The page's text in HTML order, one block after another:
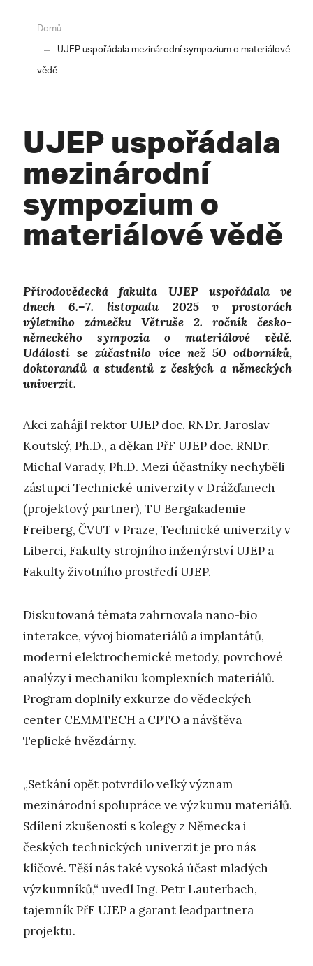
Domů
UJEP uspořádala mezinárodní sympozium o materiálové
vědě
UJEP uspořádala
mezinárodní
sympozium o
materiálové vědě
Přírodovědecká fakulta UJEP uspořádala ve
dnech 6.–7. listopadu 2025 v prostorách
výletního zámečku Větruše 2. ročník česko-
německého sympozia o materiálové vědě.
Události se zúčastnilo více než 50 odborníků,
doktorandů a studentů z českých a německých
univerzit.
Akci zahájil rektor UJEP doc. RNDr. Jaroslav
Koutský, Ph.D., a děkan PřF UJEP doc. RNDr.
Michal Varady, Ph.D. Mezi účastníky nechyběli
zástupci Technické univerzity v Drážďanech
(projektový partner), TU Bergakademie
Freiberg, ČVUT v Praze, Technické univerzity v
Liberci, Fakulty strojního inženýrství UJEP a
Fakulty životního prostředí UJEP.
Diskutovaná témata zahrnovala nano-bio
interakce, vývoj biomateriálů a implantátů,
moderní elektrochemické metody, povrchové
analýzy i mechaniku komplexních materiálů.
Program doplnily exkurze do vědeckých
center CEMMTECH a CPTO a návštěva
Teplické hvězdárny.
„Setkání opět potvrdilo velký význam
mezinárodní spolupráce ve výzkumu materiálů.
Sdílení zkušeností s kolegy z Německa i
českých technických univerzit je pro nás
klíčové. Těší nás také vysoká účast mladých
výzkumníků,“ uvedl Ing. Petr Lauterbach,
tajemník PřF UJEP a garant leadpartnera
projektu.